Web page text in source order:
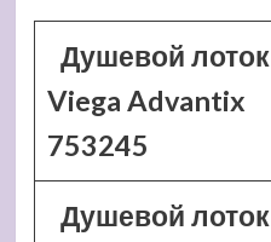
Душевой лоток
Viega Advantix
753245
Душевой лоток